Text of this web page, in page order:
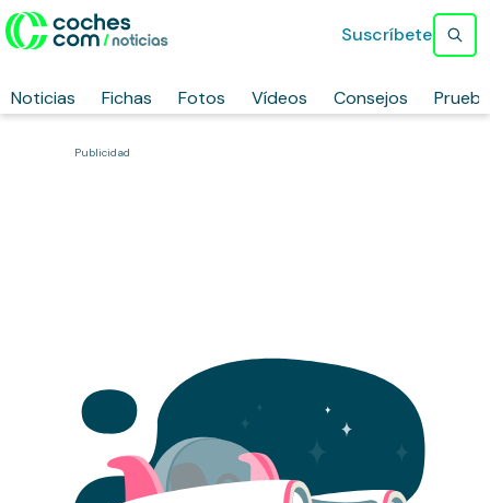
Noticias Fichas Fotos Vídeos Consejos
Suscríbete
Publicidad